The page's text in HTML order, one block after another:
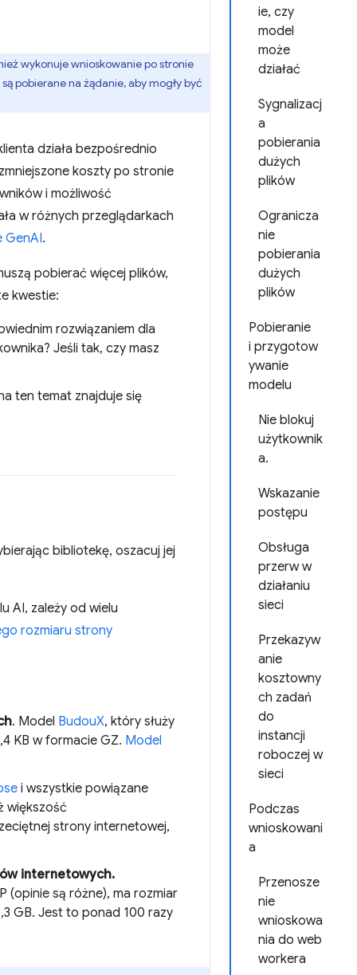
ie, czy
model
może
działać
Sygnalizacj
a
pobierania
dużych
plików
Ogranicza
nie
pobierania
dużych
plików
Pobieranie
i przygotow
ywanie
modelu
Nie blokuj
użytkownik
a.
Wskazanie
postępu
Obsługa
przerw w
działaniu
sieci
Przekazyw
anie
kosztowny
ch zadań
do
instancji
roboczej w
sieci
Podczas
wnioskowani
a
Przenosze
nie
wnioskowa
nia do web
workera
wykonuje wnioskowanie po stronie
pobierane na żądanie, aby mogły być
działa bezpośrednio
koszty po stronie
i możliwość
w różnych przeglądarkach
GenAI.
pobierać więcej plików,
kwestie:
rozwiązaniem dla
Jeśli tak, czy masz
ten temat znajduje się
bibliotekę, oszacuj jej
AI, zależy od wielu
rozmiaru strony
. Model BudouX, który służy
KB w formacie GZ. Model
i wszystkie powiązane
większość
strony internetowej,
internetowych.
(opinie są różne), ma rozmiar
GB. Jest to ponad 100 razy